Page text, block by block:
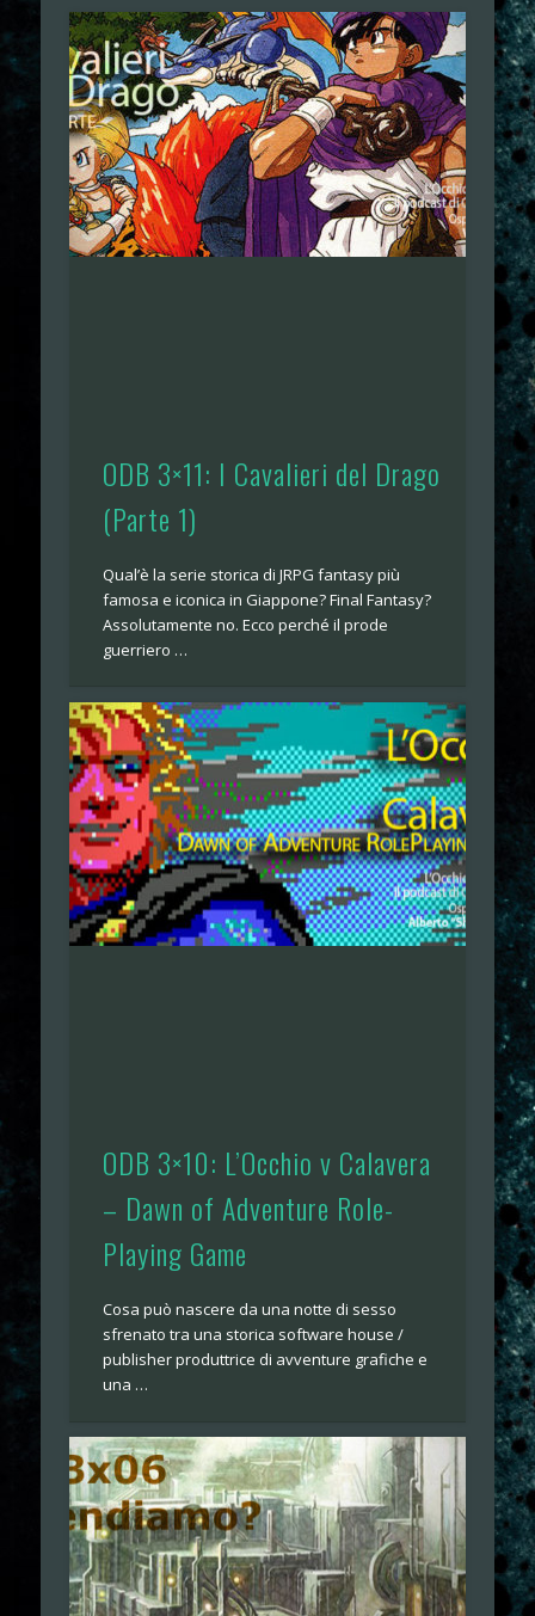
ODB 3×11: I Cavalieri del Drago
(Parte 1)
Qual’è la serie storica di JRPG fantasy più
famosa e iconica in Giappone? Final Fantasy?
Assolutamente no. Ecco perché il prode
guerriero …
ODB 3×10: L’Occhio v Calavera
– Dawn of Adventure Role-
Playing Game
Cosa può nascere da una notte di sesso
sfrenato tra una storica software house /
publisher produttrice di avventure grafiche e
una …